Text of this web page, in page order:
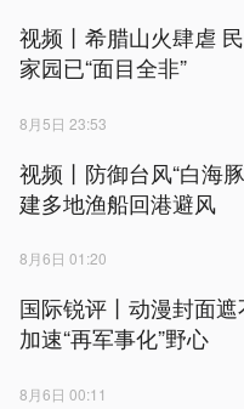
视频丨希腊山火肆虐
家园已“面目全非”
8月5日 23:53
视频丨防御台风“白海
建多地渔船回港避风
8月6日 01:20
国际锐评丨动漫封面
加速“再军事化”野心
8月6日 00:11